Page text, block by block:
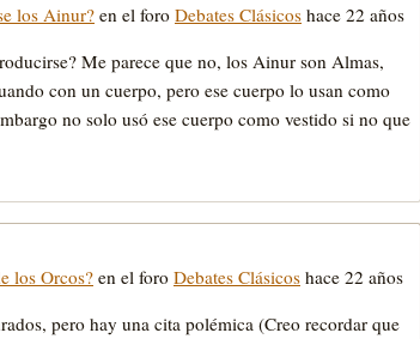
los Ainur?en el foro Debates Clásicos hace 22 años
Me parece que no, los Ainur son Almas,
con un cuerpo, pero ese cuerpo lo usan como
no solo usó ese cuerpo como vestido si no que
los Orcos?en el foro Debates Clásicos hace 22 años
pero hay una cita polémica (Creo recordar que